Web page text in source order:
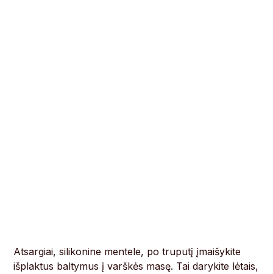
Atsargiai, silikonine mentele, po truputį įmaišykite
išplaktus baltymus į varškės masę. Tai darykite lėtais,